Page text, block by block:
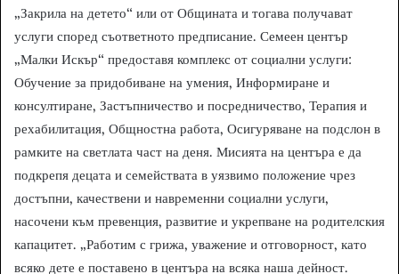
„Закрила на детето“ или от Общината и тогава получават
услуги според съответното предписание. Семеен център
„Малки Искър“ предоставя комплекс от социални услуги:
Обучение за придобиване на умения, Информиране и
консултиране, Застъпничество и посредничество, Терапия и
рехабилитация, Общностна работа, Осигуряване на подслон в
рамките на светлата част на деня. Мисията на центъра е да
подкрепя децата и семействата в уязвимо положение чрез
достъпни, качествени и навременни социални услуги,
насочени към превенция, развитие и укрепване на родителския
капацитет. „Работим с грижа, уважение и отговорност, като
всяко дете е поставено в центъра на всяка наша дейност.